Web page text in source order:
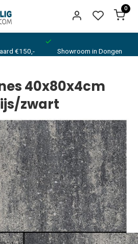
0
€150,- Showroom in Dongen
40x80x4cm
zwart